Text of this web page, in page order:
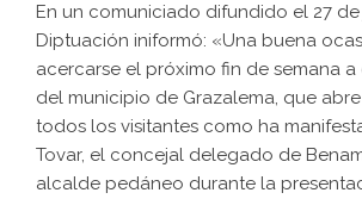
En un comuniciado difundido el 27 de
Diptuación iniformó: «Una buena
acercarse el próximo fin de semana
del municipio de Grazalema, que
todos los visitantes como ha
Tovar, el concejal delegado de
alcalde pedáneo durante la